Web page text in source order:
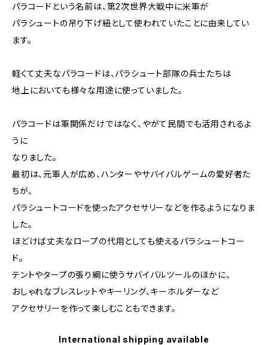
パラコードという名前は、第2次世界大戦中に米軍が
パラシュートの吊り下げ紐として使われていたことに由来してい
ます。
軽くて丈夫なパラコードは、パラシュート部隊の兵士たちは
地上においても様々な用途に使っていました。
パラコードは軍関係だけではなく、やがて民間でも活用されるよ
うに
なりました。
最初は、元軍人が広め、ハンターやサバイバルゲームの愛好者た
ちが、
パラシュートコードを使ったアクセサリーなどを作るようになりま
した。
ほどけば丈夫なロープの代用としても使えるパラシュートコー
ド。
テントやタープの張り綱に使うサバイバルツールのほかに、
おしゃれなブレスレットやキーリング、キーホルダーなど
アクセサリーを作って楽しむこともできます。
International shipping available